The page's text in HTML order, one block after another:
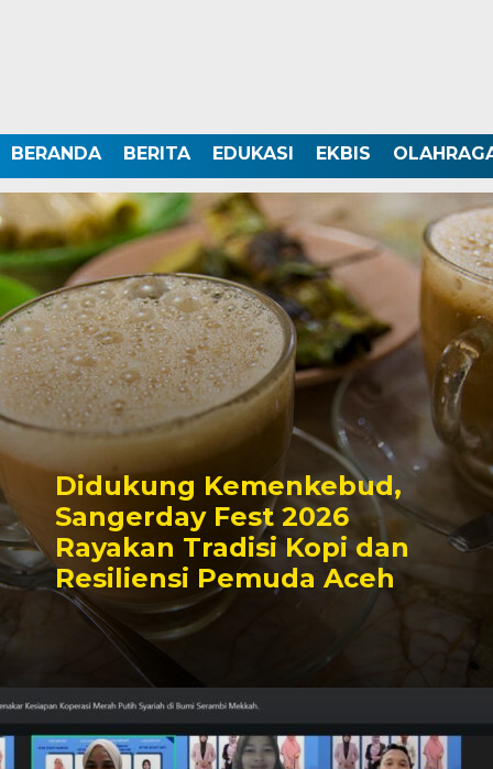
BERANDA BERITA EDUKASI EKBIS
Didukung Kemenkebud,
Sangerday Fest 2026
Rayakan Tradisi Kopi dan
Resiliensi Pemuda Aceh